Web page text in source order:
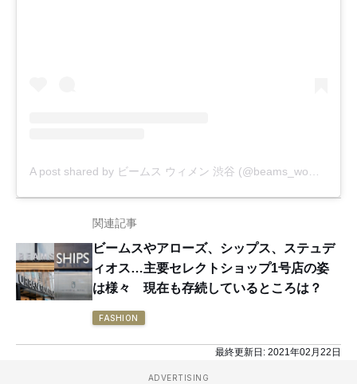
A post shared by ビームス ウィメン 渋谷 (@beams_women_shibuya)
関連記事
ビームスやアローズ、シップス、ステュデ
ィオス…主要セレクトショップ1号店の姿
は様々 現在も存続しているところは？
FASHION
最終更新日: 2021年02月22日
ADVERTISING